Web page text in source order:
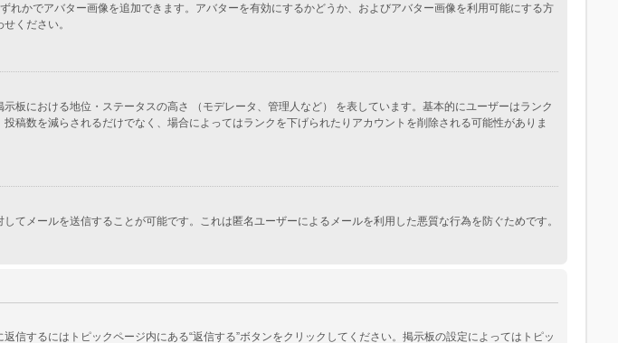
かでアバター画像を追加できます。アバターを有効にするかどうか、およびアバター画像を利用可能にする方
ください。
における地位・ステータスの高さ （モデレータ、管理人など） を表しています。基本的にユーザーはランク
数を減らされるだけでなく、場合によってはランクを下げられたりアカウントを削除される可能性がありま
メールを送信することが可能です。これは匿名ユーザーによるメールを利用した悪質な行為を防ぐためです。
するにはトピックページ内にある“返信する”ボタンをクリックしてください。掲示板の設定によってはトピッ